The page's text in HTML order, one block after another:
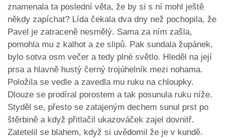
znamenala ta poslední věta, že by si s ní mohl ještě
někdy zapíchat? Lída čekala dva dny než pochopila, že
Pavel je zatraceně nesmělý. Sama za ním zašla,
pomohla mu z kalhot a ze slipů. Pak sundala župánek,
bylo sotva osm večer a tedy plné světlo. Hleděl na její
prsa a hlavně hustý černý trojúhelník mezi nohama.
Položila se vedle a zavedla mu ruku na chloupky.
Dlouze se prodíral porostem a tak posunula ruku níže.
Styděl se, přesto se zatajeným dechem sunul prst po
štěrbině a když přitlačil ukazováček zajel dovnitř.
Zatetelil se blahem, když si uvědomil že je v kundě.